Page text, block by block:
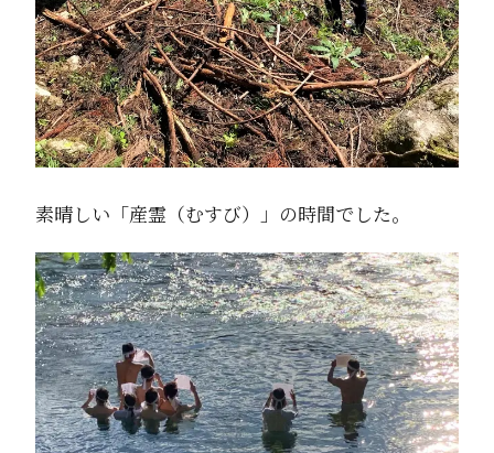
素晴しい「産霊（むすび）」の時間でした。